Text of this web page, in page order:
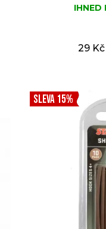
IHNED
29 Kč
SLEVA 15%